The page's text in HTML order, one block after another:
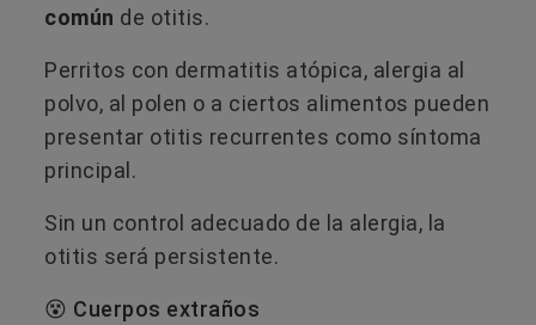
común de otitis.
Perritos con dermatitis atópica, alergia al
polvo, al polen o a ciertos alimentos pueden
presentar otitis recurrentes como síntoma
principal.
Sin un control adecuado de la alergia, la
otitis será persistente.
😵 Cuerpos extraños